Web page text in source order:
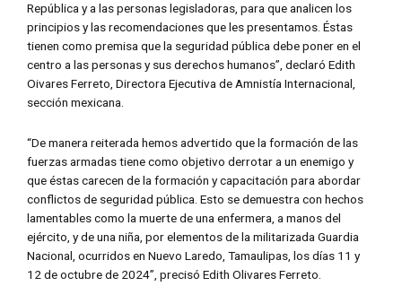
República y a las personas legisladoras, para que analicen los
principios y las recomendaciones que les presentamos. Éstas
tienen como premisa que la seguridad pública debe poner en el
centro a las personas y sus derechos humanos”, declaró Edith
Oivares Ferreto, Directora Ejecutiva de Amnistía Internacional,
sección mexicana.
“De manera reiterada hemos advertido que la formación de las
fuerzas armadas tiene como objetivo derrotar a un enemigo y
que éstas carecen de la formación y capacitación para abordar
conflictos de seguridad pública. Esto se demuestra con hechos
lamentables como la muerte de una enfermera, a manos del
ejército, y de una niña, por elementos de la militarizada Guardia
Nacional, ocurridos en Nuevo Laredo, Tamaulipas, los días 11 y
12 de octubre de 2024”, precisó Edith Olivares Ferreto.